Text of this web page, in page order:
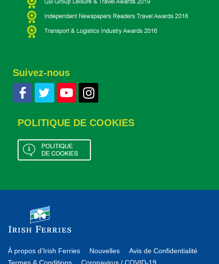
Suivez-nous
POLITIQUE DE COOKIES
À propos d’Irish Ferries Nouvelles
Avis de Confidentialité